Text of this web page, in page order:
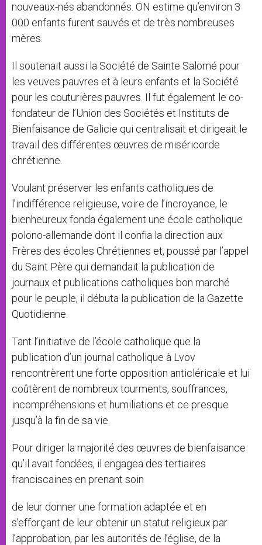
nouveaux-nés abandonnés. ON estime qu’environ 3
000 enfants furent sauvés et de très nombreuses
mères.
Il soutenait aussi la Société de Sainte Salomé pour
les veuves pauvres et à leurs enfants et la Société
pour les couturières pauvres. Il fut également le co-
fondateur de l’Union des Sociétés et Instituts de
Bienfaisance de Galicie qui centralisait et dirigeait le
travail des différentes œuvres de miséricorde
chrétienne.
Voulant préserver les enfants catholiques de
l’indifférence religieuse, voire de l’incroyance, le
bienheureux fonda également une école catholique
polono-allemande dont il confia la direction aux
Frères des écoles Chrétiennes et, poussé par l’appel
du Saint Père qui demandait la publication de
journaux et publications catholiques bon marché
pour le peuple, il débuta la publication de la Gazette
Quotidienne.
Tant l’initiative de l’école catholique que la
publication d’un journal catholique à Lvov
rencontrèrent une forte opposition anticléricale et lui
coûtèrent de nombreux tourments, souffrances,
incompréhensions et humiliations et ce presque
jusqu’à la fin de sa vie.
Pour diriger la majorité des œuvres de bienfaisance
qu’il avait fondées, il engagea des tertiaires
franciscaines en prenant soin
de leur donner une formation adaptée et en
s’efforçant de leur obtenir un statut religieux par
l’approbation, par les autorités de l’église, de la